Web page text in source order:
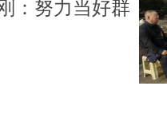
：努力当好群